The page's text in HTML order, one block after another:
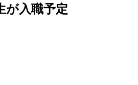
が入職予定